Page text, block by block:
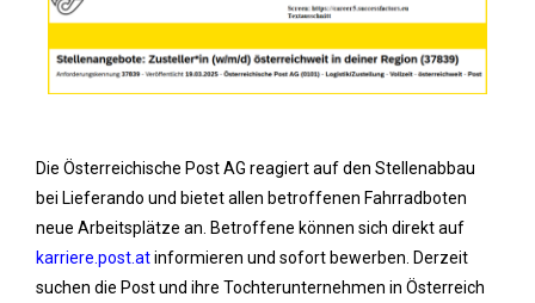
Die Österreichische Post AG reagiert auf den Stellenabbau
bei Lieferando und bietet allen betroffenen Fahrradboten
neue Arbeitsplätze an. Betroffene können sich direkt auf
karriere.post.atinformieren und sofort bewerben. Derzeit
suchen die Post und ihre Tochterunternehmen in Österreich